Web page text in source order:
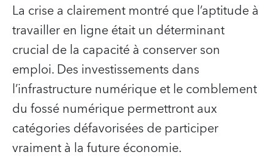
La crise a clairement montré que l’aptitude à
travailler en ligne était un déterminant
crucial de la capacité à conserver son
emploi. Des investissements dans
l’infrastructure numérique et le comblement
du fossé numérique permettront aux
catégories défavorisées de participer
vraiment à la future économie.